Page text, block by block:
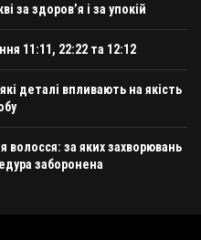
за здоров’я і за упокій
11:11, 22:22 та 12:12
деталі впливають на якість
за яких захворювань
заборонена